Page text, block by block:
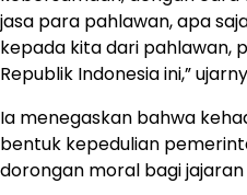
jasa para pahlawan, apa
kepada kita dari pahlawan,
Republik Indonesia ini,”
Ia menegaskan bahwa
bentuk kepedulian
dorongan moral bagi